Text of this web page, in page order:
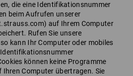
die eine Identifikationsnummer
beim Aufrufen unserer
auf Ihrem Computer
Rufen Sie unsere
kann Ihr Computer oder mobiles
können keine Programme
Computer übertragen. Sie